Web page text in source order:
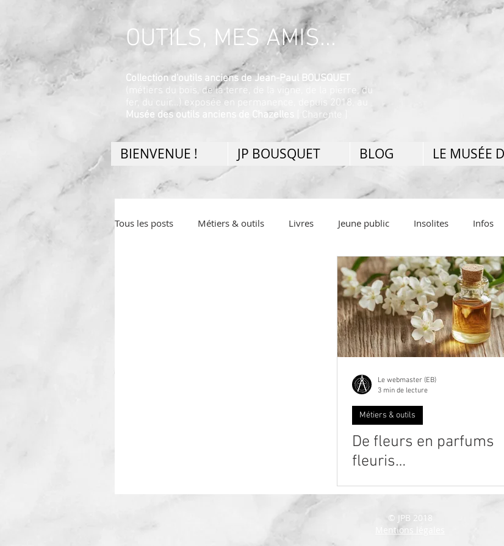
OUTILS, MES AMIS...
Collection d'outils anciens de Jean-Paul BOUSQUET
(métiers du bois, de la terre, de la vigne, de la pierre, du
fer, du cuir...) exposée en permanence, depuis 2018, au
Musée des outils anciens de Chazelles
[ Charente ]
BIENVENUE ! JP BOUSQUET BLOG LE MUSÉE
Tous les posts Métiers & outils Livres Jeune public Insolites Infos
Le webmaster (EB)
3 min de lecture
Métiers & outils
De fleurs en parfums
fleuris…
© JPB 2018
Mentions légales